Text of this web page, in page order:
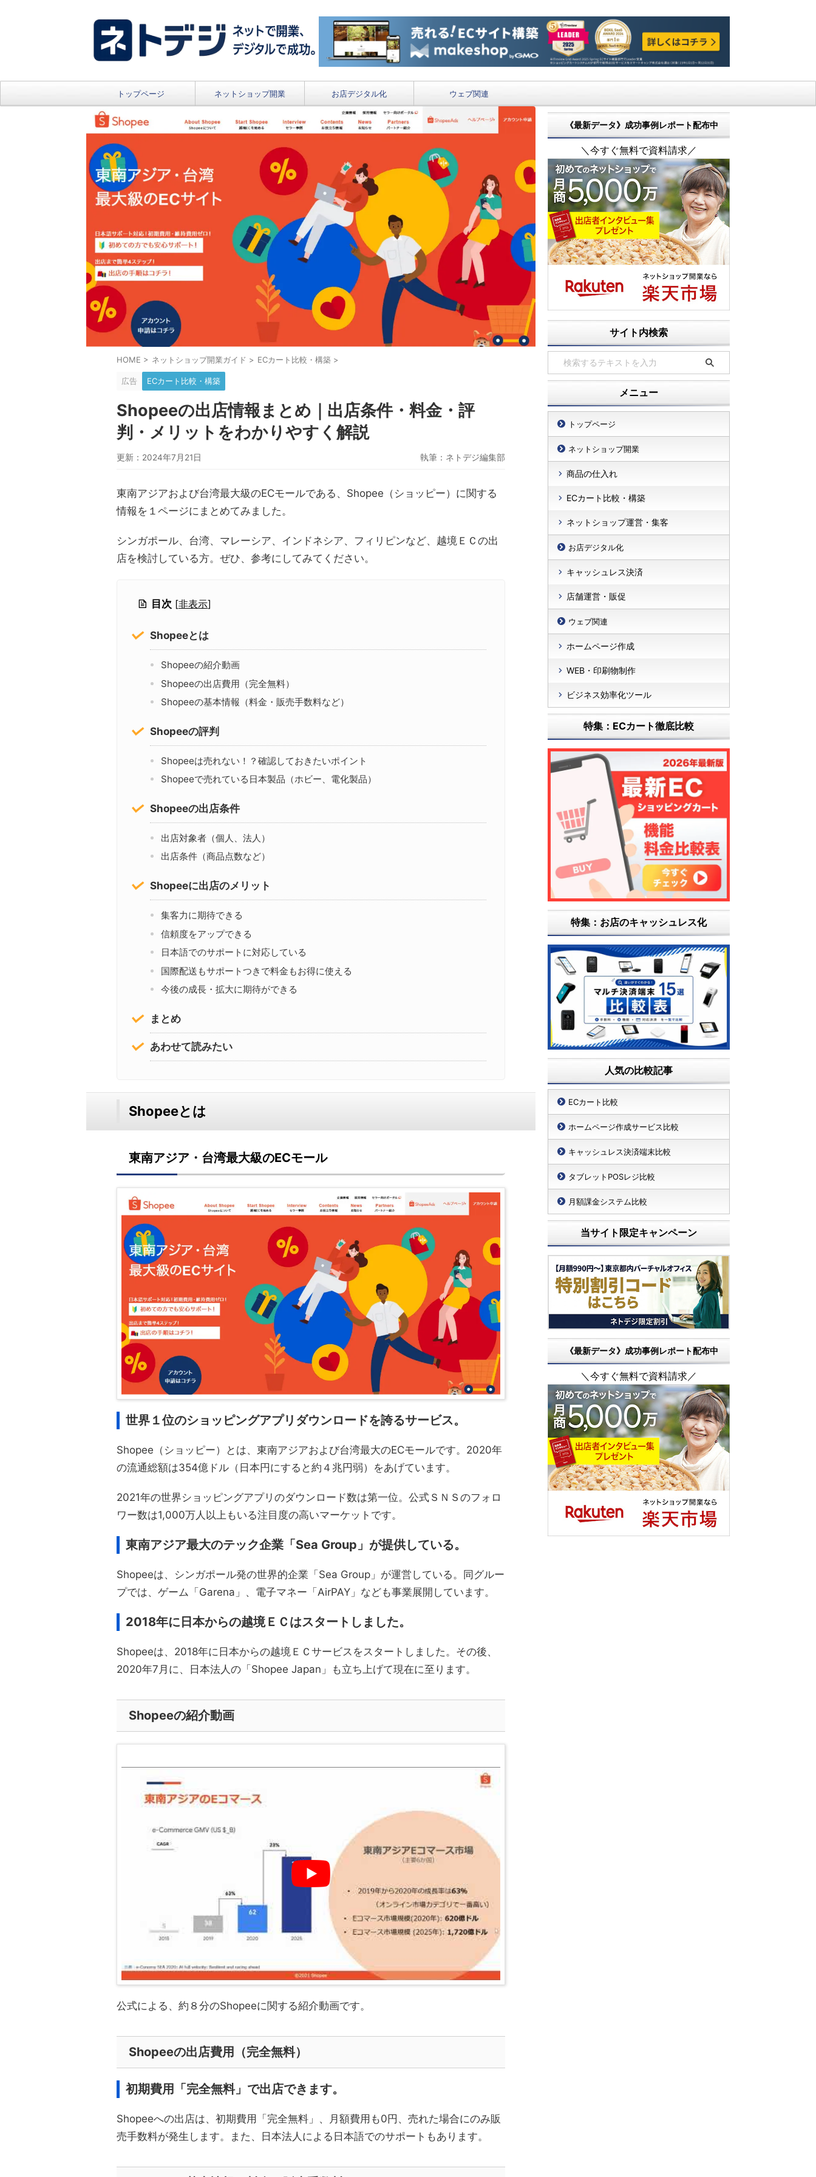
トップページ ネットショップ開業 お店デジタル化 ウェブ関連
HOME > ネットショップ開業ガイド > ECカート比較・構築 >
広告 ECカート比較・構築
Shopeeの出店情報まとめ｜出店条件・料金・評
判・メリットをわかりやすく解説
更新：2024年7月21日 執筆： ネトデジ編集部
東南アジアおよび台湾最大級のECモールである、Shopee（ショッピー）に関する
情報を１ページにまとめてみました。
シンガポール、台湾、マレーシア、インドネシア、フィリピンなど、越境ＥＣの出
店を検討している方。ぜひ、参考にしてみてください。
目次 [非表示]
Shopeeとは
Shopeeの紹介動画
Shopeeの出店費用（完全無料）
Shopeeの基本情報（料金・販売手数料など）
Shopeeの評判
Shopeeは売れない！？確認しておきたいポイント
Shopeeで売れている日本製品（ホビー、電化製品）
Shopeeの出店条件
出店対象者（個人、法人）
出店条件（商品点数など）
Shopeeに出店のメリット
集客力に期待できる
信頼度をアップできる
日本語でのサポートに対応している
国際配送もサポートつきで料金もお得に使える
今後の成長・拡大に期待ができる
まとめ
あわせて読みたい
Shopeeとは
東南アジア・台湾最大級のECモール
世界１位のショッピングアプリダウンロードを誇るサービス。
Shopee（ショッピー）とは、東南アジアおよび台湾最大のECモールです。2020年
の流通総額は354億ドル（日本円にすると約４兆円弱）をあげています。
2021年の世界ショッピングアプリのダウンロード数は第一位。公式ＳＮＳのフォロ
ワー数は1,000万人以上もいる注目度の高いマーケットです。
東南アジア最大のテック企業「Sea Group」が提供している。
Shopeeは、シンガポール発の世界的企業「Sea Group」が運営している。同グルー
プでは、ゲーム「Garena」、電子マネー「AirPAY」なども事業展開しています。
2018年に日本からの越境ＥＣはスタートしました。
Shopeeは、2018年に日本からの越境ＥＣサービスをスタートしました。その後、
2020年7月に、日本法人の「Shopee Japan」も立ち上げて現在に至ります。
Shopeeの紹介動画
公式による、約８分のShopeeに関する紹介動画です。
Shopeeの出店費用（完全無料）
初期費用「完全無料」で出店できます。
Shopeeへの出店は、初期費用「完全無料」、月額費用も0円、売れた場合にのみ販
売手数料が発生します。また、日本法人による日本語でのサポートもあります。
《最新データ》成功事例レポート配布中
＼今すぐ無料で資料請求／
サイト内検索
メニュー
トップページ
ネットショップ開業
商品の仕入れ
ECカート比較・構築
ネットショップ運営・集客
お店デジタル化
キャッシュレス決済
店舗運営・販促
ウェブ関連
ホームページ作成
WEB・印刷物制作
ビジネス効率化ツール
特集：ECカート徹底比較
特集：お店のキャッシュレス化
人気の比較記事
ECカート比較
ホームページ作成サービス比較
キャッシュレス決済端末比較
タブレットPOSレジ比較
月額課金システム比較
当サイト限定キャンペーン
《最新データ》成功事例レポート配布中
＼今すぐ無料で資料請求／